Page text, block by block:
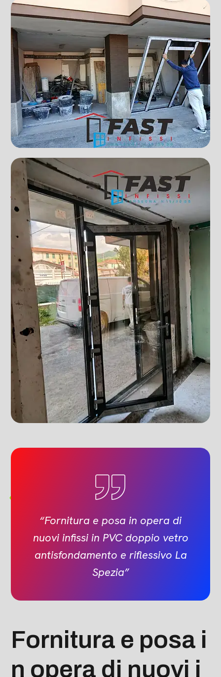
“Fornitura e posa in opera di
nuovi infissi in PVC doppio vetro
antisfondamento e riflessivo La
Spezia”
Fornitura e posa i
n opera di nuovi i